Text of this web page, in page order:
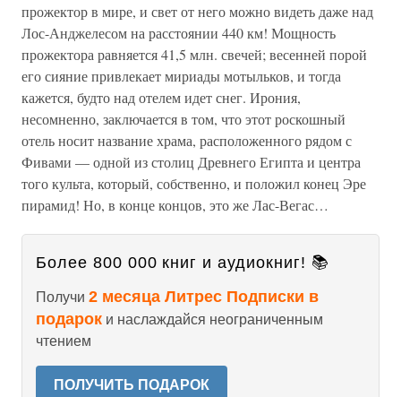
прожектор в мире, и свет от него можно видеть даже над
Лос-Анджелесом на расстоянии 440 км! Мощность
прожектора равняется 41,5 млн. свечей; весенней порой
его сияние привлекает мириады мотыльков, и тогда
кажется, будто над отелем идет снег. Ирония,
несомненно, заключается в том, что этот роскошный
отель носит название храма, расположенного рядом с
Фивами — одной из столиц Древнего Египта и центра
того культа, который, собственно, и положил конец Эре
пирамид! Но, в конце концов, это же Лас-Вегас…
Более 800 000 книг и аудиокниг! 📚
Получи 2 месяца Литрес Подписки в
подарок и наслаждайся неограниченным
чтением
ПОЛУЧИТЬ ПОДАРОК